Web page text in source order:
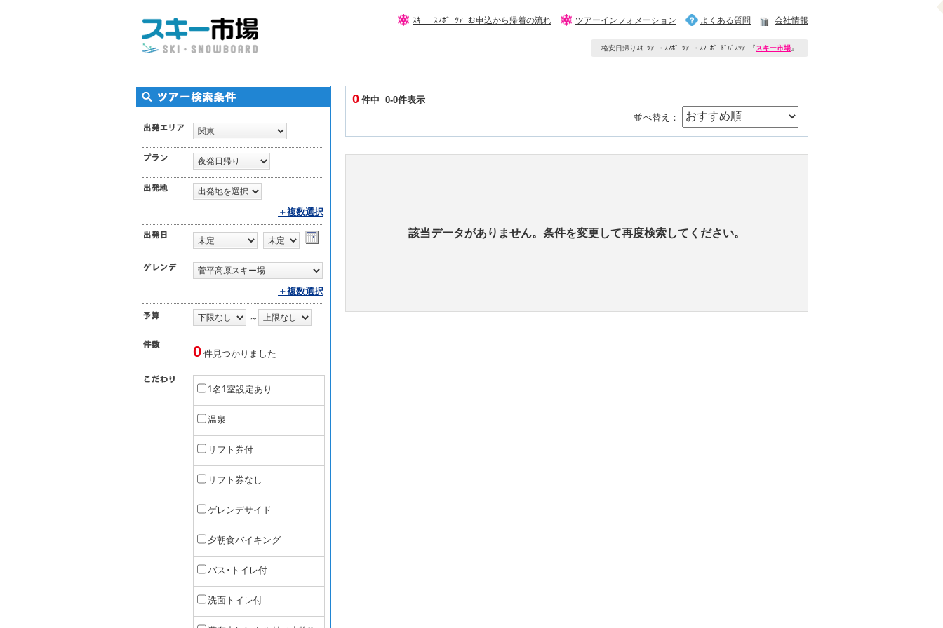
ｽｷｰ・ｽﾉﾎﾞｰﾂｱｰお申込から帰着の流れ ツアーインフォメーション よくある質問 会社情報
格安日帰りｽｷｰﾂｱｰ・ｽﾉﾎﾞｰﾂｱｰ・ｽﾉｰﾎﾞｰﾄﾞﾊﾞｽﾂｱｰ 『スキー市場』
＋複数選択
＋複数選択
～
0 件見つかりました
1名1室設定あり
温泉
リフト券付
リフト券なし
ゲレンデサイド
夕朝食バイキング
バス･トイレ付
洗面トイレ付
0 件中 0-0件表示
並べ替え：
該当データがありません。条件を変更して再度検索してください。